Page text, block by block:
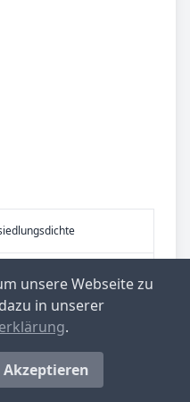
Land
nied­rig­stem Ge­
in Deutsch­
unsere Webseite zu
in unserer
.
Akzeptieren